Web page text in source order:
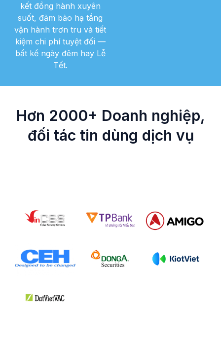
kết đồng hành xuyên
suốt, đảm bảo hạ tầng
vận hành trơn tru và tiết
kiệm chi phí tuyệt đối —
bất kể ngày đêm hay Lễ
Tết.
Hơn 2000+ Doanh nghiệp,
đối tác tin dùng dịch vụ